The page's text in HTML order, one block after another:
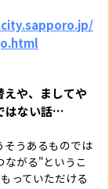
や、ましてや
はない話…
うあるものでは
がる"というこ
っていただける